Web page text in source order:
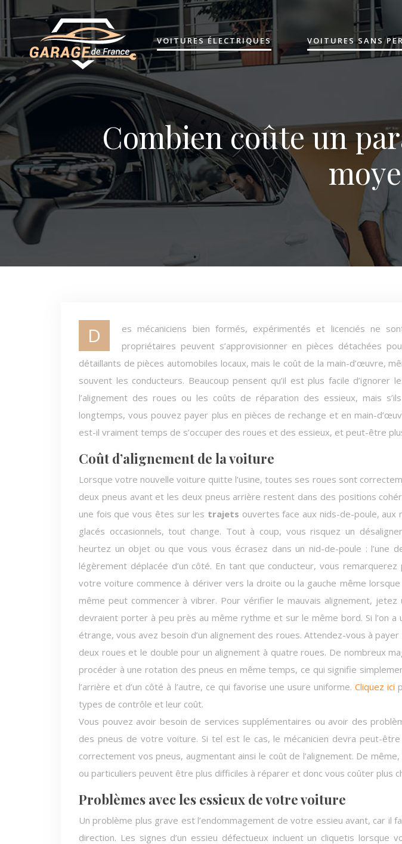
VOITURES ÉLECTRIQUES VOITURES SANS
Combien coûte un
Des mécaniciens bien formés, expérimentés et licenciés ne sont pas bon marché ; la plupart des
propriétaires peuvent s’approvisionner en pièces détachées
détaillants de pièces automobiles locaux, mais le coût de la main-d’œuvre,
souvent les conducteurs. Beaucoup pensent qu’il est plus facile d’ignorer
l’alignement des roues ou les coûts de réparation des essieux, mais
longtemps, vous pouvez payer plus en pièces de rechange et en main-
est-il vraiment temps de s’occuper des roues et des essieux, et peut-être
Coût d’alignement de la voiture
Lorsque votre nouvelle voiture quitte l’usine, toutes ses roues sont
deux pneus avant et les deux pneus arrière restent dans des positions
une fois que vous êtes sur les trajets ouvertes face aux nids-de-poule,
glacés occasionnels, tout change. Tout à coup, vous risquez un
heurtez un objet ou que vous vous écrasez dans un nid-de-poule : l’une
légèrement déplacée d’un côté. En tant que conducteur, vous
votre voiture commence à dériver vers la droite ou la gauche même
même peut commencer à vibrer. Pour vérifier le mauvais alignement,
devraient porter à peu près au même rythme et sur le même bord. Si l’on a
étrange, vous avez besoin d’un alignement des roues. Attendez-vous à
deux roues et le double pour un alignement à quatre roues. De nombreux
procéder à une rotation des pneus en même temps, ce qui signifie
l’arrière et d’un côté à l’autre, ce qui favorise une usure uniforme.Cliquez ici
types de contrôle et leur coût.
Vous pouvez avoir besoin de services supplémentaires ou avoir des
des pneus de votre voiture. Si tel est le cas, le mécanicien devra peut-
correctement vos pneus, augmentant ainsi le coût de l’alignement. De même,
ou particuliers peuvent être plus difficiles à réparer et donc vous coûter plus
Problèmes avec les essieux de votre voiture
Un problème plus grave est l’endommagement de votre essieu avant, car il
direction. Les signes d’un essieu défectueux incluent un cliquetis lorsque